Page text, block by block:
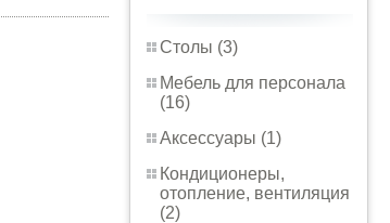
Столы (3)
Мебель для персонала
(16)
Аксессуары (1)
Кондиционеры,
отопление, вентиляция
(2)